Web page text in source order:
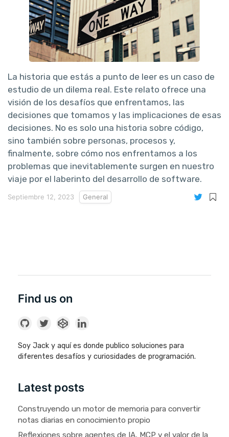
La historia que estás a punto de leer es un caso de
estudio de un dilema real. Este relato ofrece una
visión de los desafíos que enfrentamos, las
decisiones que tomamos y las implicaciones de esas
decisiones. No es solo una historia sobre código,
sino también sobre personas, procesos y,
finalmente, sobre cómo nos enfrentamos a los
problemas que inevitablemente surgen en nuestro
viaje por el laberinto del desarrollo de software.
Septiembre 12, 2023 General
Find us on
Soy Jack y aquí es donde publico soluciones para
diferentes desafíos y curiosidades de programación.
Latest posts
Construyendo un motor de memoria para convertir
notas diarias en conocimiento propio
Reflexiones sobre agentes de IA, MCP y el valor de la